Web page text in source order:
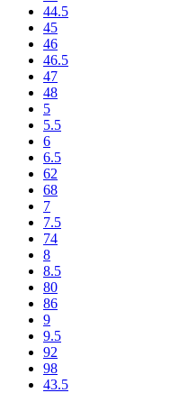
44.5
45
46
46.5
47
48
5
5.5
6
6.5
62
68
7
7.5
74
8
8.5
80
86
9
9.5
92
98
43.5